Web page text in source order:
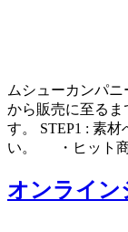
ムシューカンパ
から販売に至るま
す。 STEP1 : 素
い。 ・ヒット
オンライン